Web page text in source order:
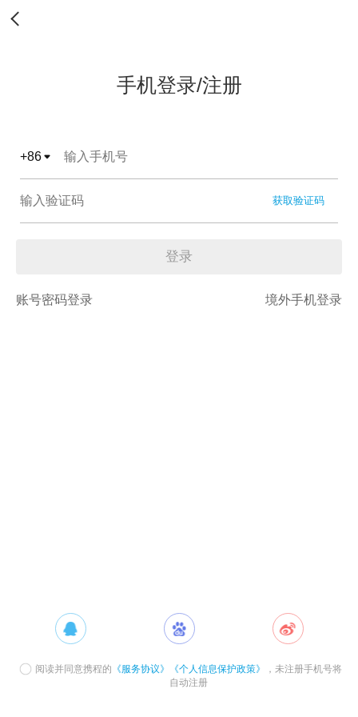
手机登录/注册
+86
获取验证码
登录
账号密码登录 境外手机登录
阅读并同意携程的 《服务协议》 《个人信息保护政策》
，未注册手机号将
自动注册